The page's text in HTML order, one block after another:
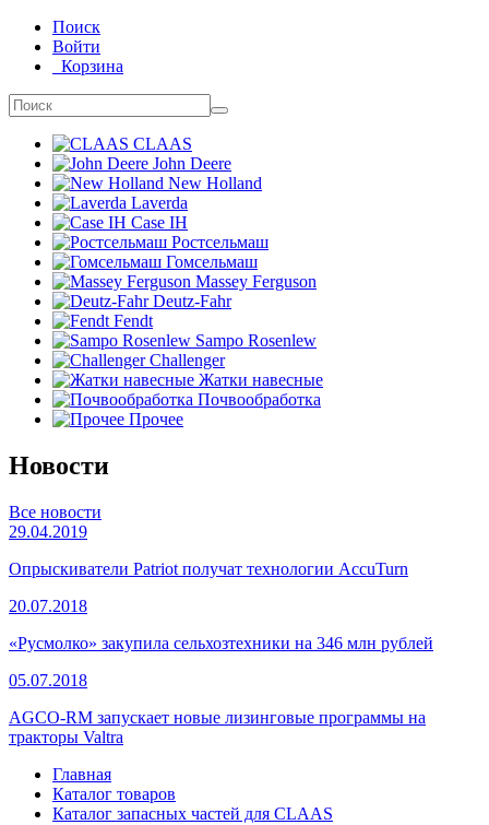
Поиск
Войти
Корзина
CLAAS
John Deere
New Holland
Laverda
Case IH
Ростсельмаш
Гомсельмаш
Massey Ferguson
Deutz-Fahr
Fendt
Sampo Rosenlew
Challenger
Жатки навесные
Почвообработка
Прочее
Новости
Все новости
29.04.2019
Опрыскиватели Patriot получат технологии AccuTurn
20.07.2018
«Русмолко» закупила сельхозтехники на 346 млн рублей
05.07.2018
AGCO-RM запускает новые лизинговые программы на
тракторы Valtra
Главная
Каталог товаров
Каталог запасных частей для CLAAS